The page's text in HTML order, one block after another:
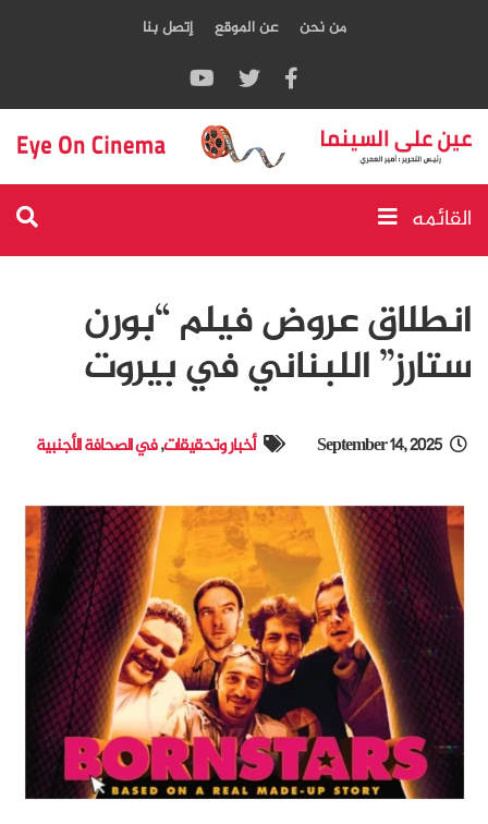
من نحن عن الموقع إتصل بنا
القائمه
انطلاق عروض فيلم “بورن
ستارز” اللبناني في بيروت
September 14, 2025 أخبار وتحقيقات,في الصحافة الأجنبية